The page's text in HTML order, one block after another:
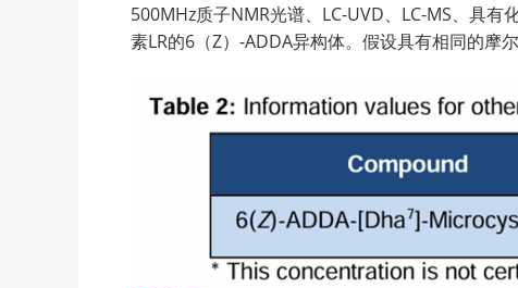
500MHz质子NMR光谱、LC-UVD、LC-MS、具
素LR的6（Z）-ADDA异构体。假设具有相同的摩